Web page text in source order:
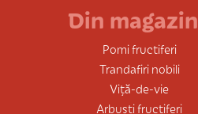
Din magazin
Pomi fructiferi
Trandafiri nobili
Viță-de-vie
Arbuști fructiferi